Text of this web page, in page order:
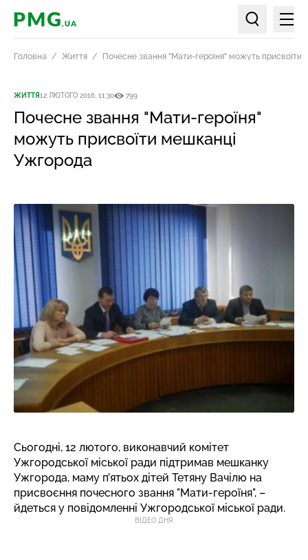
PMG.ua
Пошук по
Головна Життя Почесне звання "Мати-героїня" можуть присвоїти
ЖИТТЯ12 ЛЮТОГО 2016, 11:30 799
Почесне звання "Мати-героїня"
можуть присвоїти мешканці
Ужгорода
Сьогодні, 12 лютого, виконавчий комітет
Ужгородської міської ради підтримав мешканку
Ужгорода, маму п’ятьох дітей Тетяну Вачілю на
присвоєння почесного звання "Мати-героїня", –
йдеться у повідомленні Ужгородської міської ради.
ВІДЕО ДНЯ